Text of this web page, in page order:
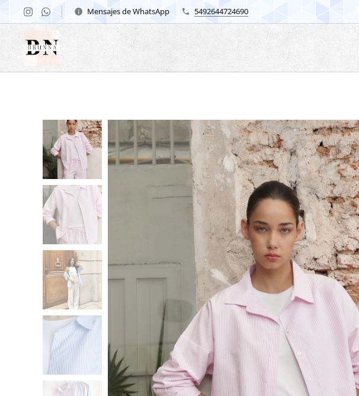
Mensajes de WhatsApp 5492644724690